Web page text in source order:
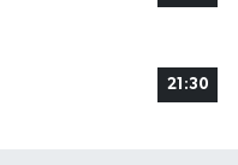
21:30